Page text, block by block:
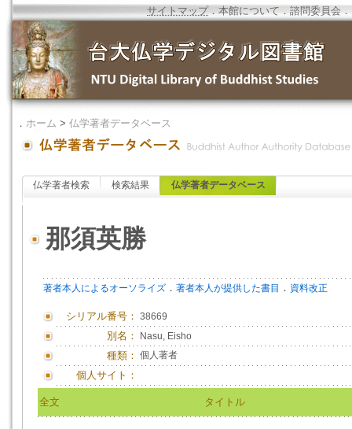
サイトマップ．本館について ．諮問委員会 ．
． ホーム > 仏学著者データベース
仏学著者検索 検索結果 仏学著者データベース
那須英勝
著者本人によるオーソライズ ． 著者本人が提供した書目 ． 資料改正
シリアル番号： 38669
別名： Nasu, Eisho
種類： 個人著者
個人サイト：
全文 タイトル